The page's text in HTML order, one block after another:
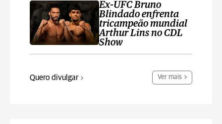
Ex-UFC Bruno
Blindado enfrenta
tricampeão mundial
Arthur Lins no CDL
Show
Quero divulgar Ver mais